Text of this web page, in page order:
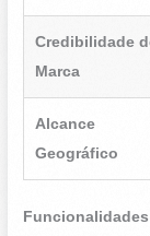
Credibilidade
Marca
Alcance
Geográfico